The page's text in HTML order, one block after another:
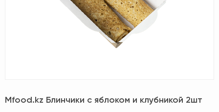
Mfood.kz Блинчики с яблоком и клубникой 2шт